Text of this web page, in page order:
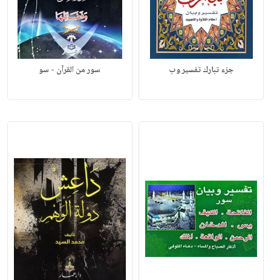
جزء تبارك تفسير وب سور من القرآن - سو